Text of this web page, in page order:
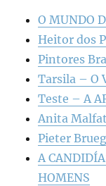
O MUNDO
Heitor dos
Pintores
Tarsila – O
Teste – A
Anita
Pieter
A
HOMENS